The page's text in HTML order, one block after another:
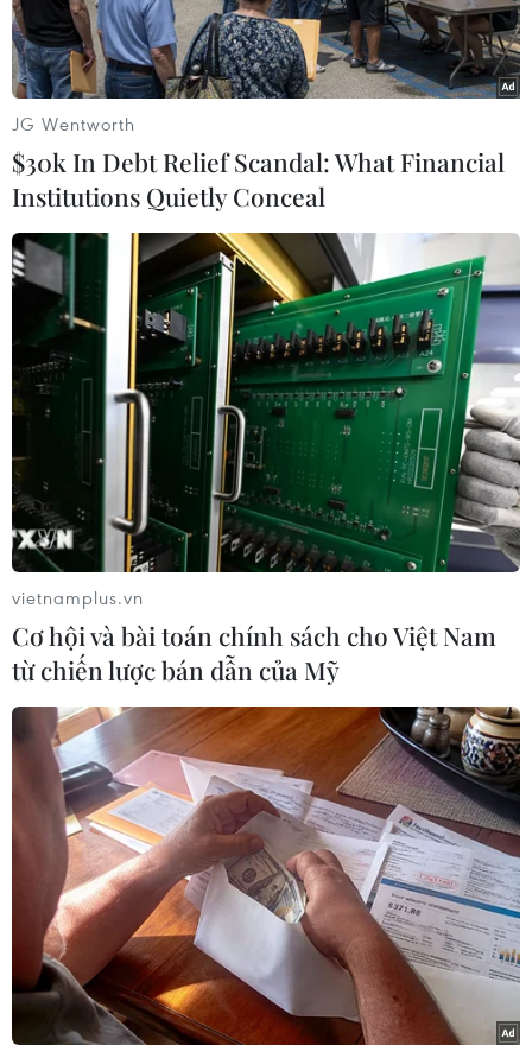
Tổng thống Moon Jae-in. (Nguồn: AFP/TTXVN)
Hãng thông tấn Yonhap dẫn lời người phát ngôn
Park Soo-hyun của Tổng thống Hàn Quốc Moon
Jae-in cho biết, nhà lãnh đạo này ngày 12/6 cam
kết sẽ hợp tác với các đối tác của Nhật Bản và
Mỹ trong việc phi hạt nhân hóa hoàn toàn Triều
Tiên, gọi đây là một cách để đảm bảo hòa bình
cho khu vực cũng như vì sự tồn tại của Hàn
Quốc.
[Triều Tiên kêu gọi Hàn Quốc tìm kiếm chính
sách thống nhất dân tộc]
Ông Park Soo-hyun cho hay, trong cuộc gặp Đặc
phái viên Toshihiro Nikai của Thủ tướng Nhật
Bản Shinzo Abe, ông Moon Jae-in nhấn mạnh:
“Việc phi hạt nhân hóa Triều Tiên là cần thiết
để đảm bảo hòa bình trên thế giới và trong khu
vực Đông Bắc Á, nhưng đối với Hàn Quốc thì
đây là vấn đề sống còn."
Cũng tại cuộc gặp, ông Moon Jae-in còn nhất trí
JG Wentworth
$30k In Debt Relief Scandal: What Financial
Institutions Quietly Conceal
vietnamplus.vn
Cơ hội và bài toán chính sách cho Việt Nam
từ chiến lược bán dẫn của Mỹ